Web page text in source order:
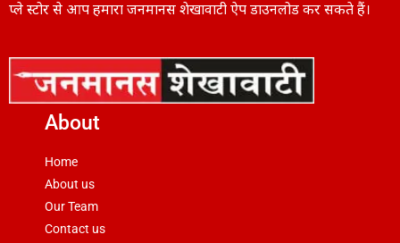
प्ले स्टोर से आप हमारा जनमानस शेखावाटी ऐप डाउनलोड कर सकते हैं।
About
Home
About us
Our Team
Contact us